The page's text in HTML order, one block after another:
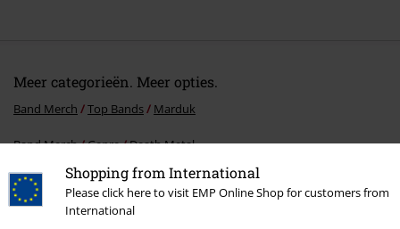
Shopping from International
Please click here to visit EMP Online Shop for customers from
International
Meer categorieën. Meer opties.
Band Merch Top Bands Marduk
Band Merch Genre Death Metal
Sale % Media CDs
Band Merch Media Cd's